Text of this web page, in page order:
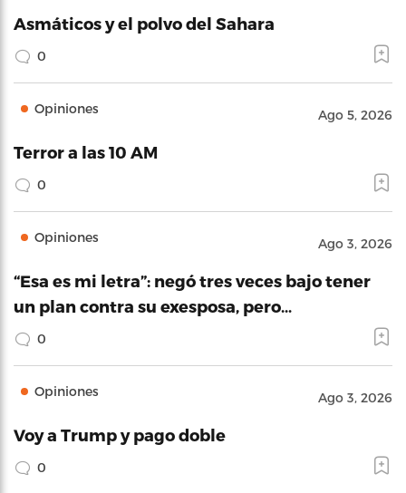
Asmáticos y el polvo del Sahara
0
Opiniones Ago 5, 2026
Terror a las 10 AM
0
Opiniones Ago 3, 2026
“Esa es mi letra”: negó tres veces bajo tener
un plan contra su exesposa, pero…
0
Opiniones Ago 3, 2026
Voy a Trump y pago doble
0